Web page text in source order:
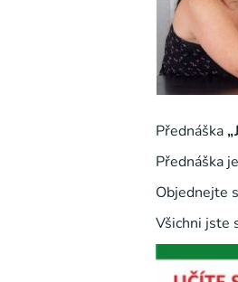
Přednáška
Přednáška
Objednejte
Všichni jste